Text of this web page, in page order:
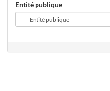
Entité publique